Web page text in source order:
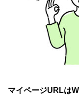
マイページURLは